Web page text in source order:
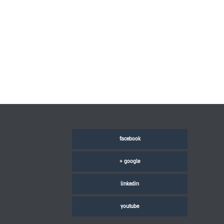
facebook
google +
linkedin
youtube